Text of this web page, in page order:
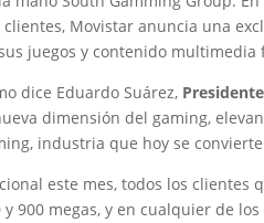
clientes, Movistar anuncia una
juegos y contenido multimedia
dice Eduardo Suárez,
dimensión del gaming,
industria que hoy se
este mes, todos los clientes
y 900 megas, y en cualquier de